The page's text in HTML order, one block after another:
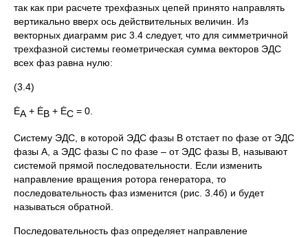
так как при расчете трехфазных цепей принято направлять
вертикально вверх ось действительных величин. Из
векторных диаграмм рис 3.4 следует, что для симметричной
трехфазной системы геометрическая сумма векторов ЭДС
всех фаз равна нулю:
(3.4)
ĖA + ĖB + ĖC = 0.
Систему ЭДС, в которой ЭДС фазы В отстает по фазе от ЭДС
фазы А, а ЭДС фазы С по фазе – от ЭДС фазы В, называют
системой прямой последовательности. Если изменить
направление вращения ротора генератора, то
последовательность фаз изменится (рис. 3.4б) и будет
называться обратной.
Последовательность фаз определяет направление